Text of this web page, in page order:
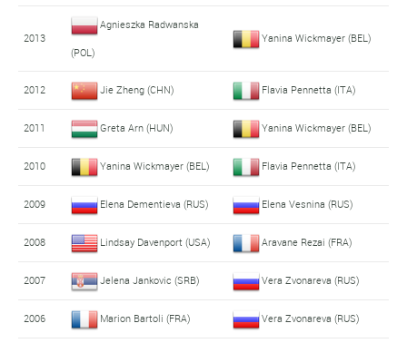
2013
Agnieszka Radwanska
(POL)
Yanina Wickmayer (BEL)
2012 Jie Zheng (CHN) Flavia Pennetta (ITA)
2011 Greta Arn (HUN) Yanina Wickmayer (BEL)
2010 Yanina Wickmayer (BEL) Flavia Pennetta (ITA)
2009 Elena Dementieva (RUS) Elena Vesnina (RUS)
2008 Lindsay Davenport (USA) Aravane Rezai (FRA)
2007 Jelena Jankovic (SRB) Vera Zvonareva (RUS)
2006 Marion Bartoli (FRA) Vera Zvonareva (RUS)